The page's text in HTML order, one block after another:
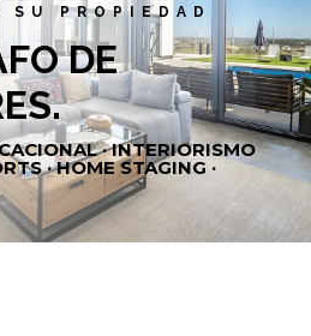
SU PROPIEDAD
DE
· INTERIORISMO
· HOME STAGING ·